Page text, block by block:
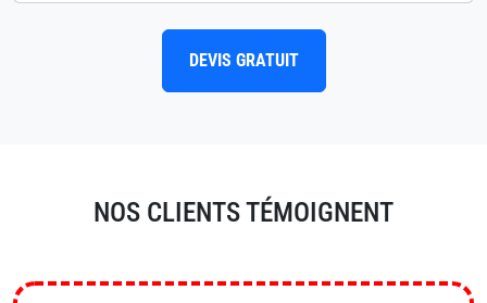
DEVIS GRATUIT
NOS CLIENTS TÉMOIGNENT